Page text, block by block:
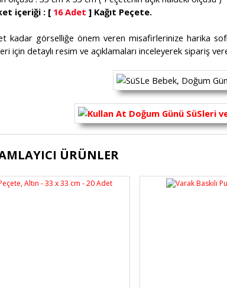
içeriği : [ 16 Adet ] Kağıt Peçete.
kadar görselliğe önem veren misafirlerinize harika
için detaylı resim ve açıklamaları inceleyerek sipariş
ürünün fiyat bilgisi, resim, ürün açıklamalarında ve diğer
tarafımıza iletebilirsiniz.
ÜRÜNLER